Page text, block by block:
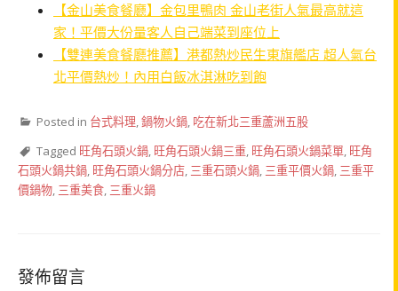
【金山美食餐廳】金包里鴨肉 金山老街人氣最高就這
家！平價大份量客人自己端菜到座位上
【雙連美食餐廳推薦】港都熱炒民生東旗艦店 超人氣台
北平價熱炒！內用白飯冰淇淋吃到飽
Posted in 台式料理,鍋物火鍋, 吃在新北三重蘆洲五股
Tagged 旺角石頭火鍋, 旺角石頭火鍋三重, 旺角石頭火鍋菜單, 旺角
石頭火鍋共鍋, 旺角石頭火鍋分店, 三重石頭火鍋, 三重平價火鍋, 三重平
價鍋物, 三重美食, 三重火鍋
發佈留言